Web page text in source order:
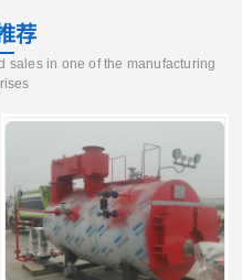
荐
sales in one of the manufacturing